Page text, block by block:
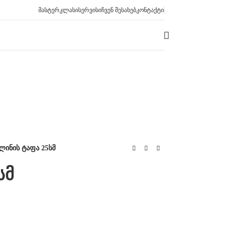
ᲛᲐᲡᲢᲔᲠᲙᲚᲐᲡᲘᲡᲔᲠᲕᲘᲡᲘᲩᲕᲔᲜ ᲨᲔᲡᲐᲮᲔᲑᲙᲝᲜᲢᲐᲥᲢᲘ
ტაფა 25სმ